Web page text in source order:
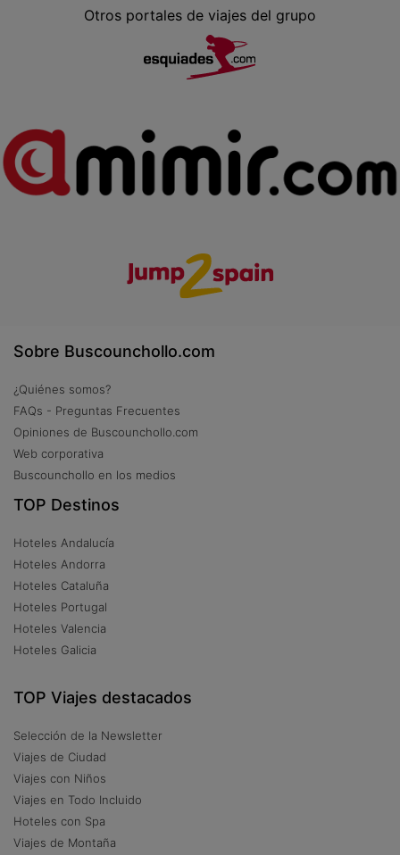
Otros portales de viajes del grupo
Sobre Buscounchollo.com
¿Quiénes somos?
FAQs - Preguntas Frecuentes
Opiniones de Buscounchollo.com
Web corporativa
Buscounchollo en los medios
TOP Destinos
Hoteles Andalucía
Hoteles Andorra
Hoteles Cataluña
Hoteles Portugal
Hoteles Valencia
Hoteles Galicia
TOP Viajes destacados
Selección de la Newsletter
Viajes de Ciudad
Viajes con Niños
Viajes en Todo Incluido
Hoteles con Spa
Viajes de Montaña